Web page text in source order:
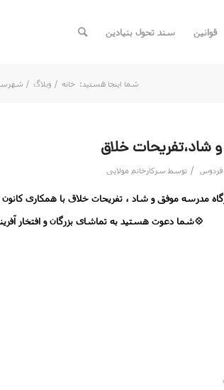
قوانین سند تحول بنیادین
شما اینجا هستید: خانه / وبلاگ /
و شاد،تفریحات خلاق
/ توسط سرکارخانم مولایی
مدرسه موفق و شاد ، تفریحات خلاق با همکاری
💠شما دعوت هستید به تماشای بزرگان و افتخار